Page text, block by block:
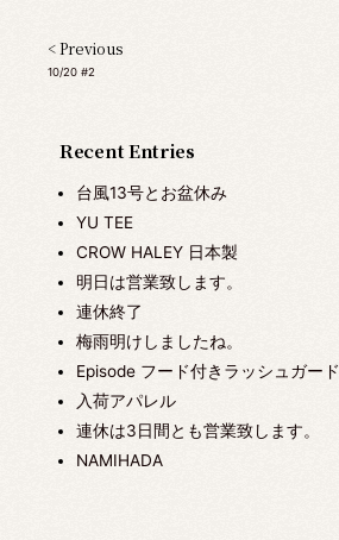
Recent Entries
台風13号とお盆休み
YU TEE
CROW HALEY 日本製
明日は営業致します。
連休終了
梅雨明けしましたね。
Episode フード付きラッシュガード
入荷アパレル
連休は3日間とも営業致します。
NAMIHADA
< Previous
10/20 #2